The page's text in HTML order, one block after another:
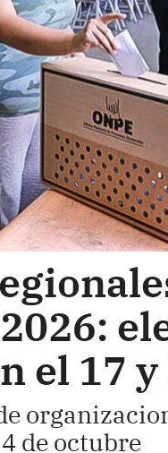
el 17 y
de octubre